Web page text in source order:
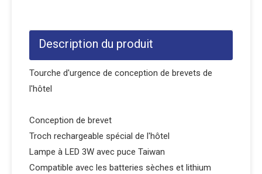
Description du produit
Tourche d'urgence de conception de brevets de
l'hôtel
Conception de brevet
Troch rechargeable spécial de l'hôtel
Lampe à LED 3W avec puce Taiwan
Compatible avec les batteries sèches et lithium